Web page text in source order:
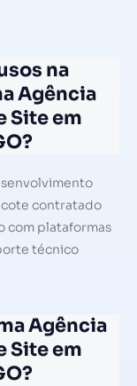
na
Agência
Site em
contratado
com plataformas
técnico
Agência
Site em